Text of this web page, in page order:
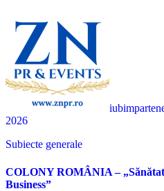
2026
Subiecte generale
COLONY ROMÂNIA –
Business”